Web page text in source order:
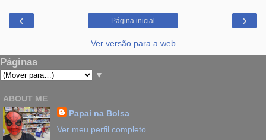
‹ ›
Página inicial
Ver versão para a web
Páginas
▼
ABOUT ME
Papai na Bolsa
Ver meu perfil completo